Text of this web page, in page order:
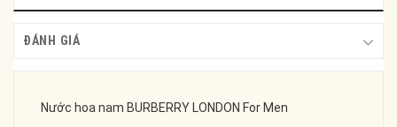
ĐÁNH GIÁ
Nước hoa nam BURBERRY LONDON For Men